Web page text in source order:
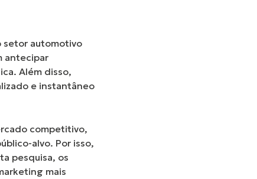
setor automotivo
antecipar
Além disso,
e instantâneo
competitivo,
alvo. Por isso,
pesquisa, os
mais